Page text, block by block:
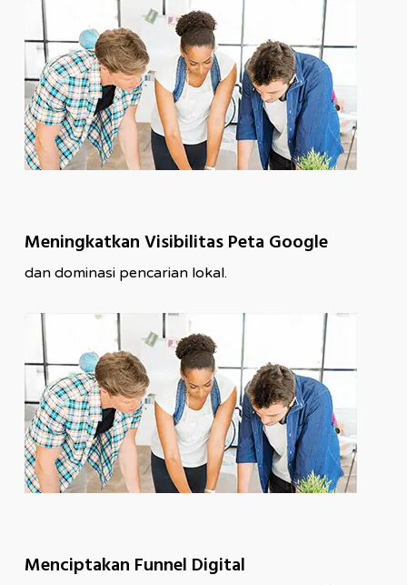
Meningkatkan Visibilitas Peta Google
dan dominasi pencarian lokal.
Menciptakan Funnel Digital